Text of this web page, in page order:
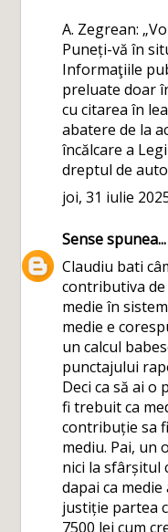
A. Zegrean:
Puneți-vă în
Informaţiile
preluate doar
cu citarea în
abatere de la
încălcare a
dreptul de
joi, 31 iulie
Sensespunea...
Claudiu bati
contributiva
medie în
medie e
un calcul
punctajului
Deci ca să ai o
fi trebuit ca
contribuție sa
mediu. Pai, un
nici la sfârșitul
dapai ca
justiție partea
7500 lei cum